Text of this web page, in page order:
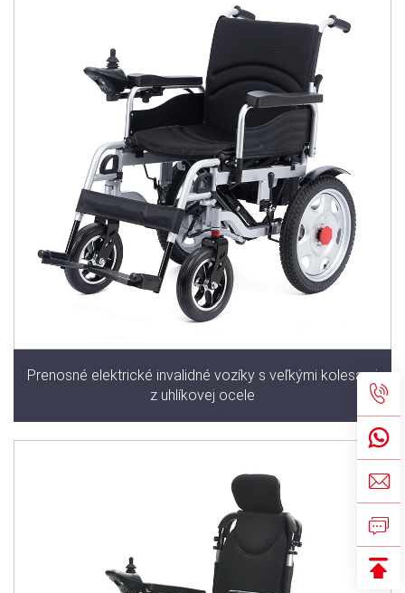
Prenosné elektrické invalidné vozíky s veľkými kolesami
z uhlíkovej ocele